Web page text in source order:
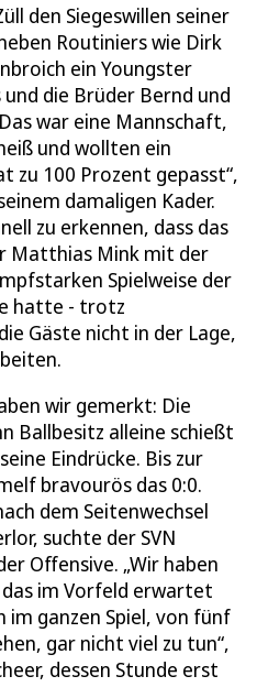
den Siegeswillen seiner
Routiniers wie Dirk
ein Youngster
die Brüder Bernd und
war eine Mannschaft,
und wollten ein
zu 100 Prozent gepasst“,
damaligen Kader.
zu erkennen, dass das
Matthias Mink mit der
Spielweise der
hatte - trotz
Gäste nicht in der Lage,
wir gemerkt: Die
Ballbesitz alleine schießt
Eindrücke. Bis zur
bravourös das 0:0.
dem Seitenwechsel
suchte der SVN
Offensive. „Wir haben
im Vorfeld erwartet
im ganzen Spiel, von fünf
gar nicht viel zu tun“,
dessen Stunde erst